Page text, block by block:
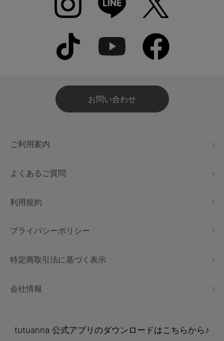
お問い合わせ
ご利用案内
よくあるご質問
利用規約
プライバシーポリシー
特定商取引法に基づく表示
会社情報
tutuanna 公式アプリのダウンロードはこちらから♪